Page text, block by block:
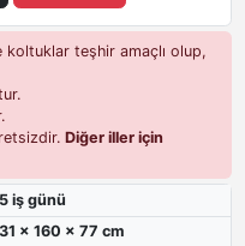
teşhir amaçlı olup,
Diğer iller için
iş günü
x 160 x 77 cm